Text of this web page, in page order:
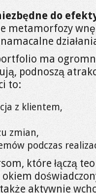
do
metamorfozy
ma
podnoszą
to:
z klientem,
zmian,
podczas
które łączą
aktywnie